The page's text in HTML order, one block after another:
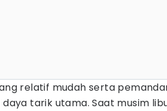
relatif mudah serta
daya tarik utama. Saat musim